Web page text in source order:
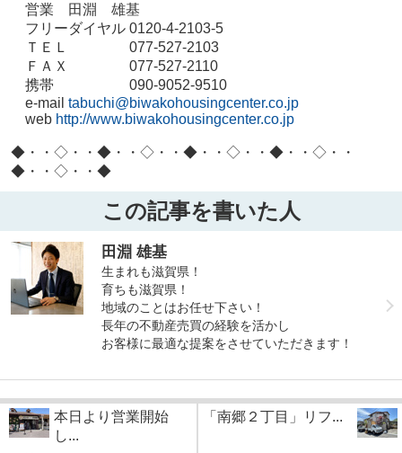
営業 田淵 雄基
フリーダイヤル 0120-4-2103-5
ＴＥＬ 077-527-2103
ＦＡＸ 077-527-2110
携帯 090-9052-9510
e-mail tabuchi@biwakohousingcenter.co.jp
web http://www.biwakohousingcenter.co.jp
◆・・◇・・◆・・◇・・◆・・◇・・◆・・◇・・
◆・・◇・・◆
この記事を書いた人
田淵 雄基
生まれも滋賀県！
育ちも滋賀県！
地域のことはお任せ下さい！
長年の不動産売買の経験を活かし
お客様に最適な提案をさせていただきます！
本日より営業開始
し...
「南郷２丁目」リフ...